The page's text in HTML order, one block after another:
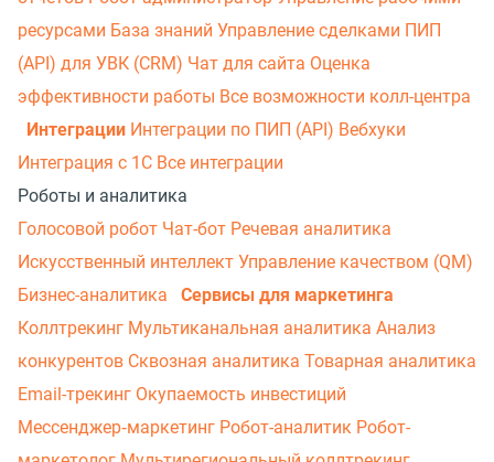
ресурсами База знаний Управление сделками ПИП
(API) для УВК (CRM) Чат для сайта Оценка
эффективности работы Все возможности колл-центра
Интеграции Интеграции по ПИП (API) Вебхуки
Интеграция с 1С Все интеграции
Роботы и аналитика
Голосовой робот Чат-бот Речевая аналитика
Искусственный интеллект Управление качеством (QM)
Бизнес-аналитика
Сервисы для маркетинга
Коллтрекинг Мультиканальная аналитика Анализ
конкурентов Сквозная аналитика Товарная аналитика
Email-трекинг Окупаемость инвестиций
Мессенджер‑маркетинг Робот-аналитик Робот-